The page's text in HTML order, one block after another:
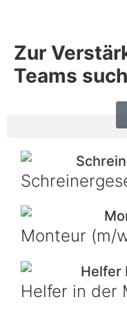
Zur
Teams
Monteur (m/
Helfer in der